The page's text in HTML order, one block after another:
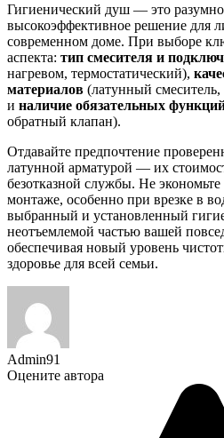
Гигиенический душ — это
высокоэффективное решение для
современном доме. При выборе
аспекта: тип смесителя и
нагревом, термостатический),
материалов (латунный
и наличие обязательных
обратный клапан).
Отдавайте предпочтение
латунной арматурой — их
безотказной службы. Не
монтаже, особенно при врезке в
выбранный и установленный
неотъемлемой частью вашей
обеспечивая новый уровень
здоровье для всей семьи.
Admin91
Оцените автора